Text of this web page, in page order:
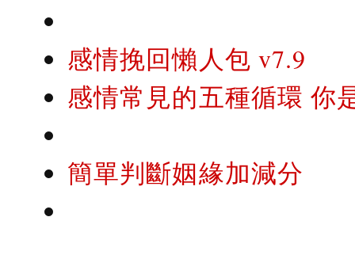
感情挽回懶人包 v7.9
感情常見的五種循環 你
簡單判斷姻緣加減分